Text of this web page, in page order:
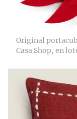
Original
Casa Shop, en